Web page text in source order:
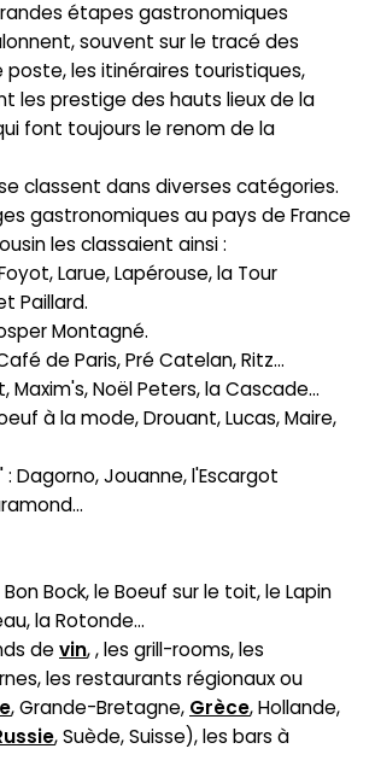
étapes gastronomiques
souvent sur le tracé des
poste, les itinéraires touristiques,
les prestige des hauts lieux de la
font toujours le renom de la
classent dans diverses catégories.
gastronomiques au pays de France
les classaient ainsi :
Larue, Lapérouse, la Tour
Paillard.
Montagné.
de Paris, Pré Catelan, Ritz...
Maxim's, Noël Peters, la Cascade...
à la mode, Drouant, Lucas, Maire,
: Dagorno, Jouanne, l'Escargot
Bock, le Boeuf sur le toit, le Lapin
la Rotonde...
de vin, , les grill-rooms, les
les restaurants régionaux ou
, Grande-Bretagne, Grèce, Hollande,
, Suède, Suisse), les bars à